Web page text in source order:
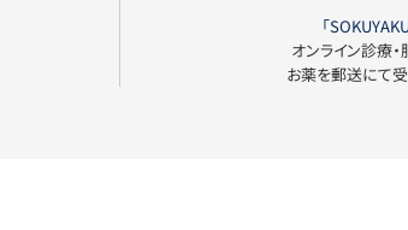
「SOKUYAKU
オンライン診療
お薬を郵送にて